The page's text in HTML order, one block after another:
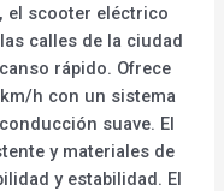
el scooter eléctrico
calles de la ciudad
rápido. Ofrece
h con un sistema
suave. El
y materiales de
y estabilidad. El